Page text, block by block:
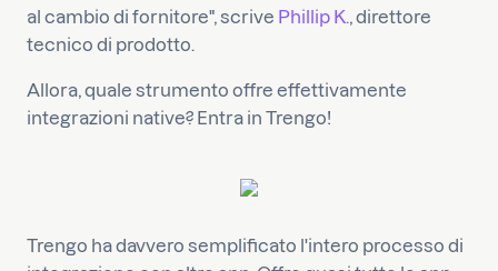
al cambio di fornitore", scrive Phillip K., direttore
tecnico di prodotto.
Allora, quale strumento offre effettivamente
integrazioni native? Entra in Trengo!
Trengo ha davvero semplificato l'intero processo di